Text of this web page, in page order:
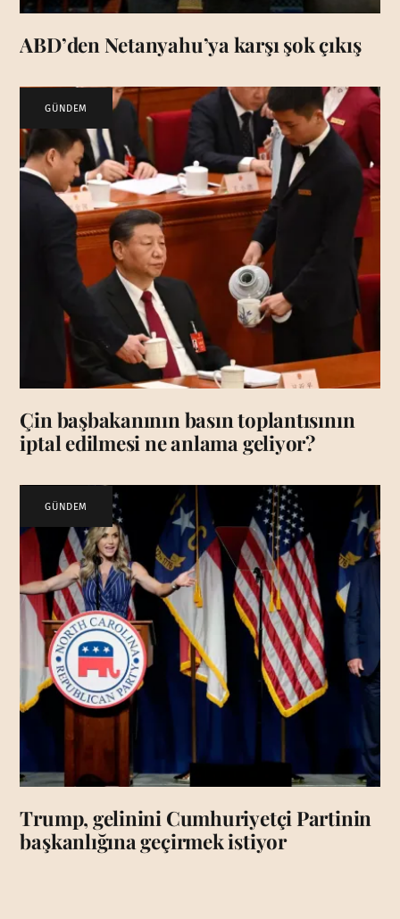
ABD’den Netanyahu’ya karşı şok çıkış
GÜNDEM
Çin başbakanının basın toplantısının
iptal edilmesi ne anlama geliyor?
GÜNDEM
Trump, gelinini Cumhuriyetçi Partinin
başkanlığına geçirmek istiyor